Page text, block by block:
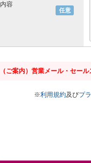
任意
内容
（ご案内）営業メール・セー
※利用規約及びプ